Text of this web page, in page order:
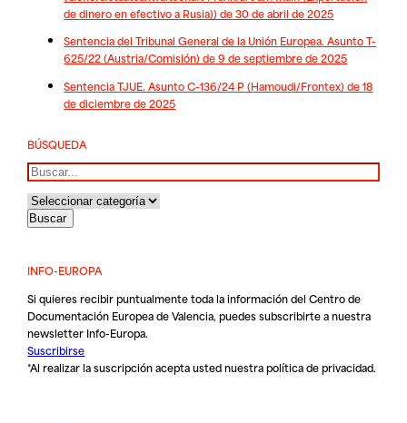
de dinero en efectivo a Rusia)) de 30 de abril de 2025
Sentencia del Tribunal General de la Unión Europea. Asunto T-
625/22 (Austria/Comisión) de 9 de septiembre de 2025
Sentencia TJUE. Asunto C-136/24 P (Hamoudi/Frontex) de 18
de diciembre de 2025
BÚSQUEDA
Buscar
INFO-EUROPA
Si quieres recibir puntualmente toda la información del Centro de
Documentación Europea de Valencia, puedes subscribirte a nuestra
newsletter Info-Europa.
Suscribirse
*Al realizar la suscripción acepta usted nuestrapolítica de privacidad.